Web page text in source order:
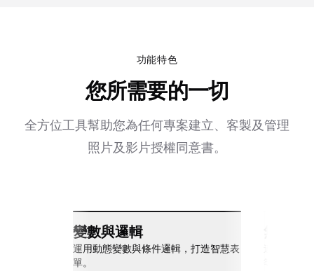
功能特色
您所需要的一切
全方位工具幫助您為任何專案建立、客製及管理
照片及影片授權同意書。
變數與邏輯
運用動態變數與條件邏輯，打造智慧表
單。